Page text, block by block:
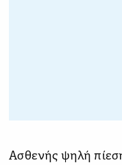
Ασθενής ψηλή